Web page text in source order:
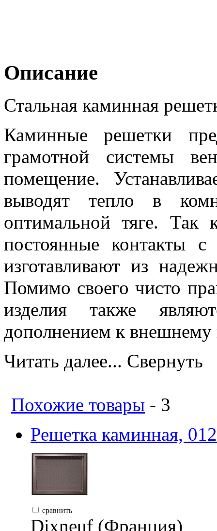
Описание
Стальная каминная
Каминные решетки
грамотной системы
помещение.
выводят тепло в
оптимальной тяге.
постоянные контакты
изготавливают из
Помимо своего чисто
изделия также
дополнением к внешнему
Читать далее... Свернуть
Похожие товары - 3
Решетка каминная,
сравнить
Dixneuf (Франция)